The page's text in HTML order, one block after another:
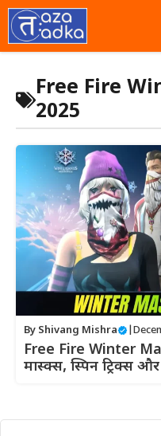
Skip
to
content
Free Fire
2025
By Shivang Mishra
Free Fire Winter
मास्क्स, स्पिन ट्रिक्स और